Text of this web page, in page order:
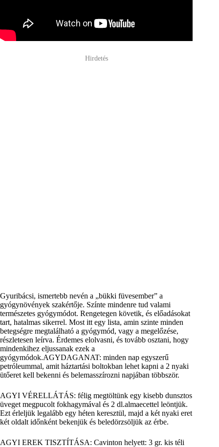
Hirdetés
Gyuribácsi, ismertebb nevén a „bükki füvesember” a
gyógynövények szakértője. Színte mindenre tud valami
természetes gyógymódot. Rengetegen követik, és előadásokat
tart, hatalmas sikerrel. Most itt egy lista, amin szinte minden
betegségre megtalálható a gyógymód, vagy a megelőzése,
részletesen leírva. Érdemes elolvasni, és tovább osztani, hogy
mindenkihez eljussanak ezek a
gyógymódok.AGYDAGANAT: minden nap egyszerű
petróleummal, amit háztartási boltokban lehet kapni a 2 nyaki
ütőeret kell bekenni és belemasszírozni napjában többször.
AGYI VÉRELLÁTÁS: félig megtöltünk egy kisebb dunsztos
üveget megpucolt fokhagymával és 2 dl.almaecettel leöntjük.
Ezt érleljük legalább egy héten keresztül, majd a két nyaki eret
két oldalt időnként bekenjük és beledörzsöljük az érbe.
AGYI EREK TISZTÍTÁSA: Cavinton helyett: 3 gr. kis téli